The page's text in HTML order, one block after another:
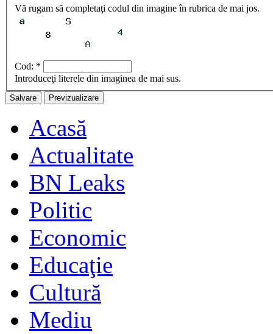
Vă rugam să completaţi codul din imagine în rubrica de mai jos.
Cod: *
Introduceţi literele din imaginea de mai sus.
Acasă
Actualitate
BN Leaks
Politic
Economic
Educaţie
Cultură
Mediu